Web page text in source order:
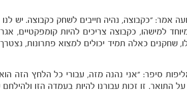
אמר: "כקבוצה, נהיה חייבים לשחק כקבוצה. יש לנו
למישהו, כקבוצה צריכים להיות קומפקטיים,
שחקנים כאלה תמיד יכולים למצוא פתרונות,